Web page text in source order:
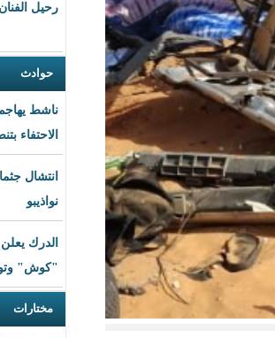
رحيل الفنان القدير عبد الرحمن
حوادث
ناشط يهاجم رئيس جهة البراكنة
الاحتفاء بتنصيب غزواني
انتشال جثمان شاب قضى غرقا
نواذيبو
الدرك يعلن ضبط كمية من مخدر
"كوش" وتوقيف أربعة أشخاص